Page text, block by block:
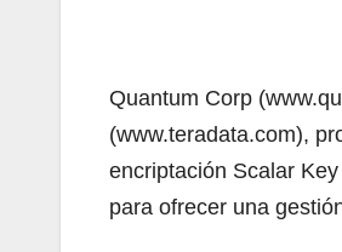
Quantum Corp
(www.teradata.com),
encriptación Scalar
para ofrecer una